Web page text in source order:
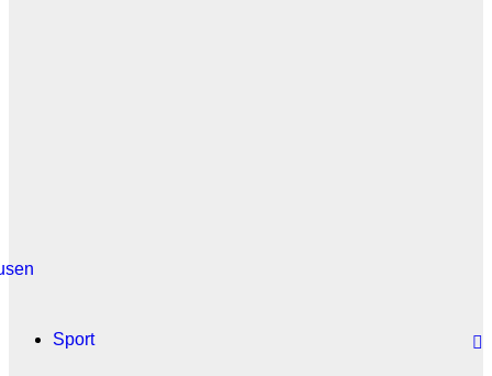
Sport